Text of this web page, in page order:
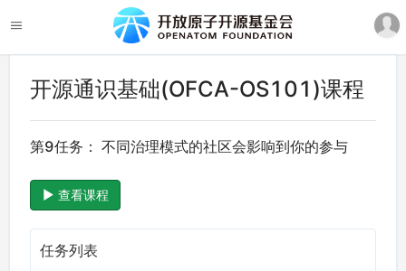
开源通识基础(OFCA-OS101)课程
第9任务： 不同治理模式的社区会影响到你的参与
查看课程
任务列表